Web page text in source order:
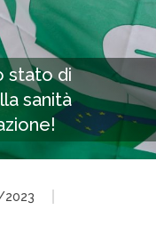
stato di
sanità